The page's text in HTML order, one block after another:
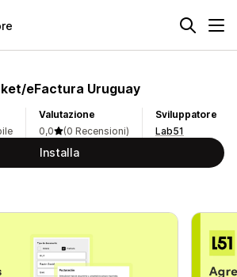
eFactura Uruguay
Valutazione
0,0
(0 Recensioni)
Sviluppatore
Lab51
Installa